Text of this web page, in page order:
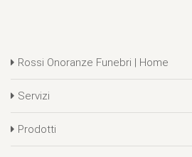
Rossi Onoranze Funebri | Home
Servizi
Prodotti